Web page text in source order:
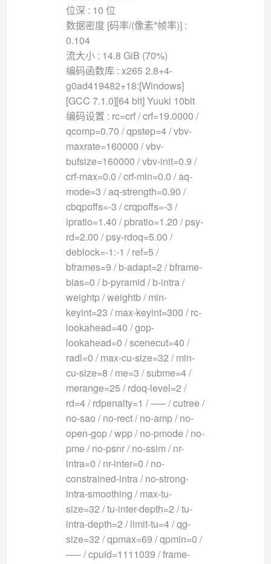
位深 : 10 位
数据密度 [码率/(像素*帧率)] :
0.104
流大小 : 14.8 GiB (70%)
编码函数库 : x265 2.8+4-
g0ad419482+18:[Windows]
[GCC 7.1.0][64 bit] Yuuki 10bit
编码设置 : rc=crf / crf=19.0000 /
qcomp=0.70 / qpstep=4 / vbv-
maxrate=160000 / vbv-
bufsize=160000 / vbv-init=0.9 /
crf-max=0.0 / crf-min=0.0 / aq-
mode=3 / aq-strength=0.90 /
cbqpoffs=-3 / crqpoffs=-3 /
ipratio=1.40 / pbratio=1.20 / psy-
rd=2.00 / psy-rdoq=5.00 /
deblock=-1:-1 / ref=5 /
bframes=9 / b-adapt=2 / bframe-
bias=0 / b-pyramid / b-intra /
weightp / weightb / min-
keyint=23 / max-keyint=300 / rc-
lookahead=40 / gop-
lookahead=0 / scenecut=40 /
radl=0 / max-cu-size=32 / min-
cu-size=8 / me=3 / subme=4 /
merange=25 / rdoq-level=2 /
rd=4 / rdpenalty=1 / —– / cutree /
no-sao / no-rect / no-amp / no-
open-gop / wpp / no-pmode / no-
pme / no-psnr / no-ssim / nr-
intra=0 / nr-inter=0 / no-
constrained-intra / no-strong-
intra-smoothing / max-tu-
size=32 / tu-inter-depth=2 / tu-
intra-depth=2 / limit-tu=4 / qg-
size=32 / qpmax=69 / qpmin=0 /
—– / cpuid=1111039 / frame-